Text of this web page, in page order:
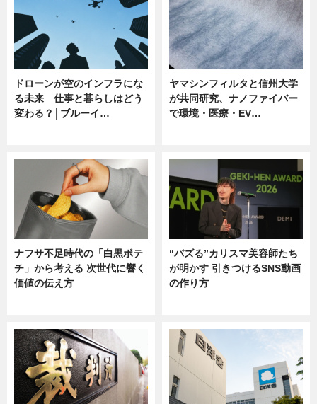
ドローンが空のインフラにな
る未来 仕事と暮らしはどう
変わる？│ブルーイ…
ヤマシンフィルタと信州大学
が共同研究、ナノファイバー
で環境・医療・EV…
ナフサ不足時代の「白黒ポテ
チ」から考える 次世代に響く
価値の伝え方
“バズる”カリスマ美容師たち
が明かす 引きつけるSNS動画
の作り方